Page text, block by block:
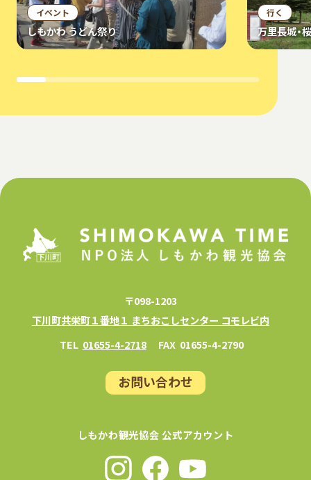
イベント
しもかわ うどん祭り
行く
万里長城・
〒098-1203
下川町共栄町１番地１ まちおこしセンター コモレビ内
TEL 01655-4-2718 FAX 01655-4-2790
お問い合わせ
しもかわ観光協会 公式アカウント